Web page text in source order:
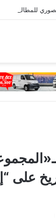
للمطالبة
على